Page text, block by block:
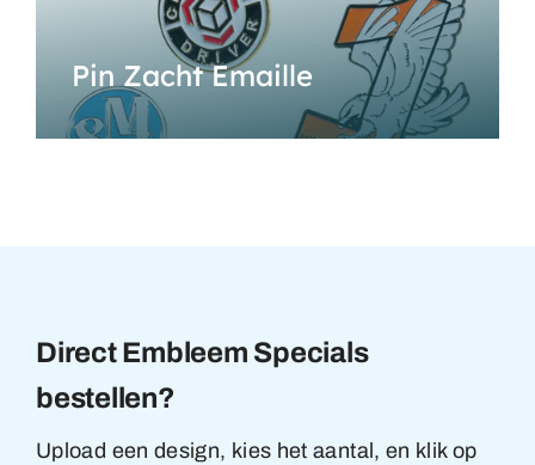
Pin Zacht Emaille
Direct Embleem Specials
bestellen?
Upload een design, kies het aantal, en klik op